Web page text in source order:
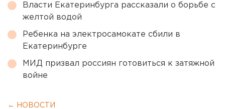
Власти Екатеринбурга рассказали о борьбе с
желтой водой
Ребенка на электросамокате сбили в
Екатеринбурге
МИД призвал россиян готовиться к затяжной
войне
← НОВОСТИ